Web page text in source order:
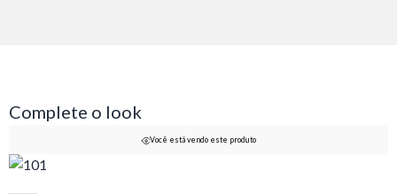
Complete o look
Você está vendo este produto